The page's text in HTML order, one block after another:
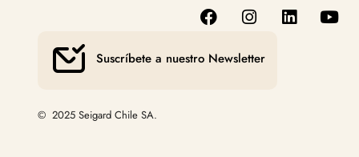
Suscríbete a nuestro Newsletter
© 2025 Seigard Chile SA.